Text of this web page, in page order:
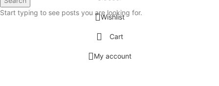
Start typing to see posts you are looking for.
Wishlist
Cart
My account